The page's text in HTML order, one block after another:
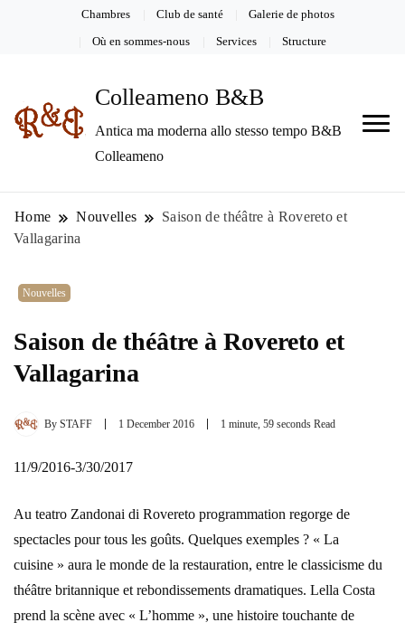
Chambres Club de santé Galerie de photos
Où en sommes-nous Services Structure
Colleameno B&B
Antica ma moderna allo stesso tempo B&B
Colleameno
Home Nouvelles
Saison de théâtre à Rovereto et
Vallagarina
Nouvelles
Saison de théâtre à Rovereto et
Vallagarina
By STAFF 1 December 2016 1 minute, 59 seconds Read
11/9/2016-3/30/2017
Au teatro Zandonai di Rovereto programmation regorge de
spectacles pour tous les goûts. Quelques exemples ? « La
cuisine » aura le monde de la restauration, entre le classicisme du
théâtre britannique et rebondissements dramatiques. Lella Costa
prend la scène avec « L’homme », une histoire touchante de